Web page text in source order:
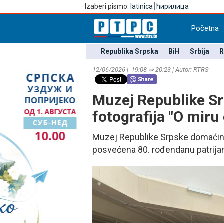
Izaberi pismo: latinica ћирилица
Početna
Republika Srpska BiH Srbija
12/06/2026 | 19:08 ⇒ 20:23 | Autor: RTRS
Muzej Republike
fotografija "O miru
Muzej Republike Srpske
posvećena 80. rođendanu